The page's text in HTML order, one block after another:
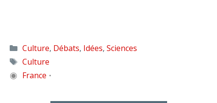
Catégories
Culture, Débats, Idées, Sciences
Étiquettes
Culture
◉ France •